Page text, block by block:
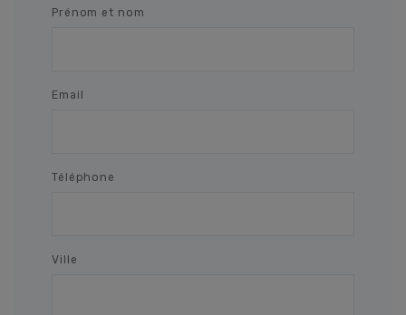
Prénom et nom
Email
Téléphone
Ville